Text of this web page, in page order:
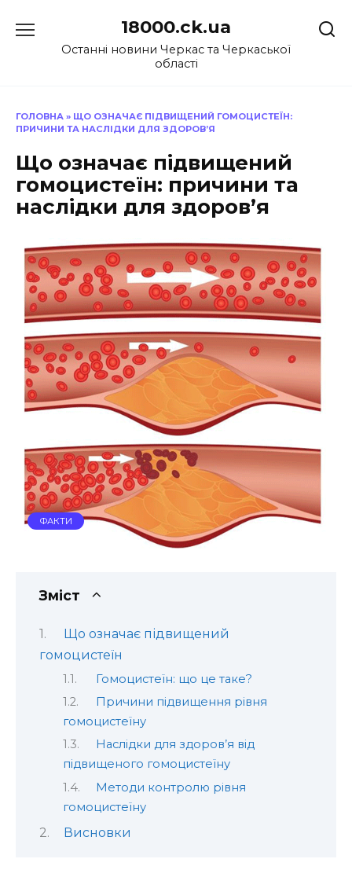
до
18000.ck.ua
Останні новини Черкас та Черкаської
області
ГОЛОВНА » ЩО ОЗНАЧАЄ ПІДВИЩЕНИЙ ГОМОЦИСТЕЇН:
ПРИЧИНИ ТА НАСЛІДКИ ДЛЯ ЗДОРОВ’Я
Що означає підвищений
гомоцистеїн: причини та
наслідки для здоров’я
ФАКТИ
Зміст
Що означає підвищений
гомоцистеїн
Гомоцистеїн: що це таке?
Причини підвищення рівня
гомоцистеїну
Наслідки для здоров’я від
підвищеного гомоцистеїну
Методи контролю рівня
гомоцистеїну
Висновки